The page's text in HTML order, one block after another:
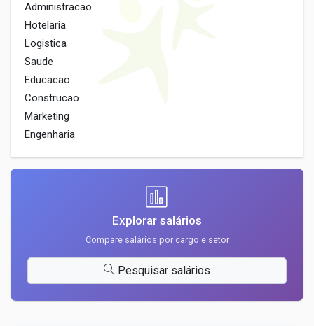
Administracao
Hotelaria
Logistica
Saude
Educacao
Construcao
Marketing
Engenharia
Explorar salários
Compare salários por cargo e setor
Pesquisar salários